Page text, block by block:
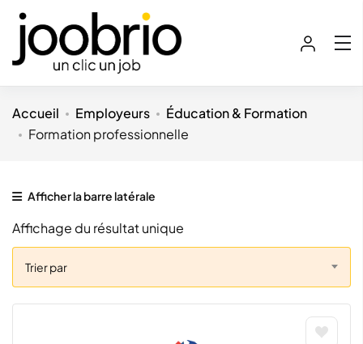
Accueil Employeurs
Éducation & Formation
Formation professionnelle
Afficher la barre latérale
Affichage du résultat unique
Trier par